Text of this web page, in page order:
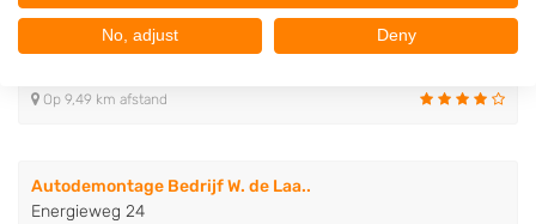
Frans van den Mosselaar Autoslo..
Watertorenstraat 6
Op 9,49 km afstand
Autodemontage Bedrijf W. de Laa..
Energieweg 24
No, adjust Deny